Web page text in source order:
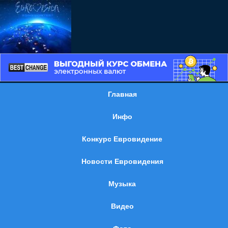
Главная
Инфо
Конкурс Евровидение
Новости Евровидения
Музыка
Видео